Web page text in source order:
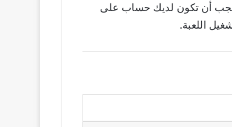
يجب أن تكون لديك حساب على
اللعبة.